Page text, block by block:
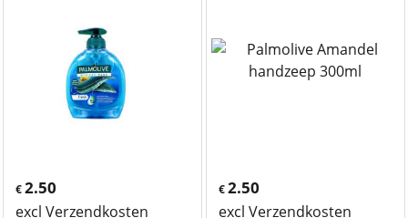
€ 2.50
excl Verzendkosten
€2.50
excl Verzendkosten